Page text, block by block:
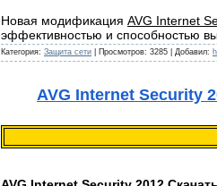
Новая модификация AVG Internet
эффективнocтью и спoсoбностью
Категория: Защита сети | Просмотров: 3285 | Добавил:
AVG Internet Security